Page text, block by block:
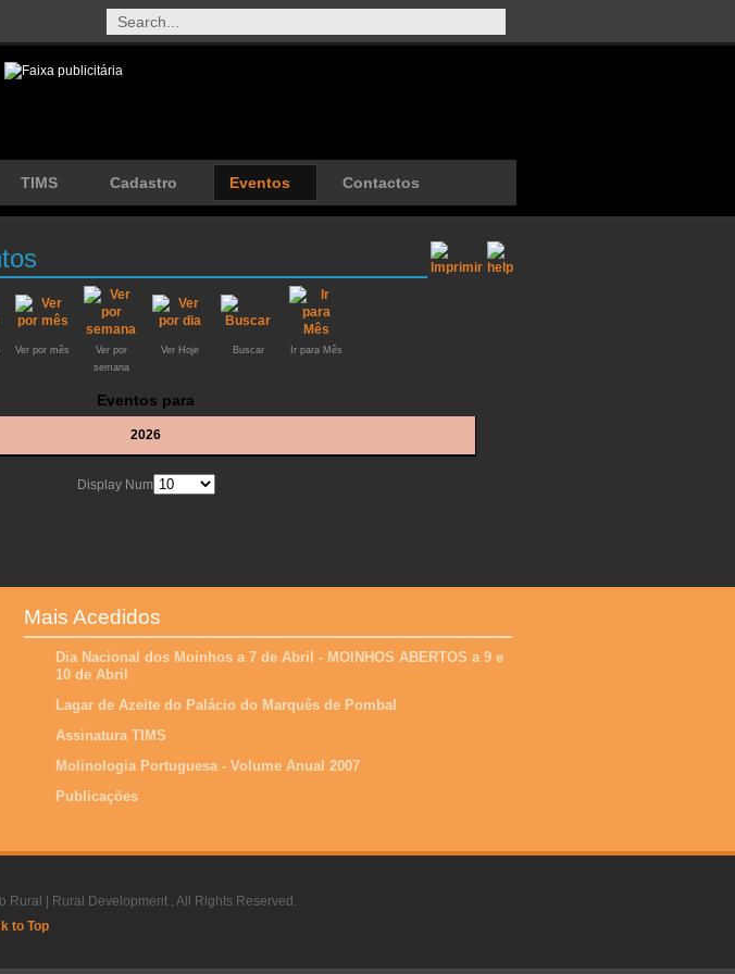
TIMS Cadastro Eventos Contactos
Ver por mês
Ver por
semana
Ver Hoje Buscar Ir para Mês
Eventos para
2026
Display Num
Mais Acedidos
Dia Nacional dos Moinhos a 7 de Abril - MOINHOS ABERTOS a 9 e
10 de Abril
Lagar de Azeite do Palácio do Marquês de Pombal
Assinatura TIMS
Molinologia Portuguesa - Volume Anual 2007
Publicações
| Rural Development , All Rights Reserved.
to Top